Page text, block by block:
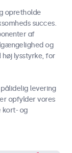
opretholde
succes.
af
og
lysstyrke, for
levering
opfylder vores
kort- og